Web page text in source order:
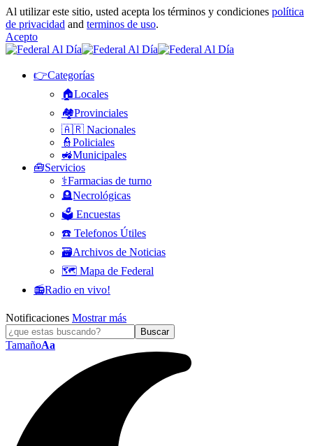
Al utilizar este sitio, usted acepta los términos y condiciones política
de privacidad and terminos de uso.
Acepto
👉Categorías
🏠Locales
🏘️Provinciales
🇦🇷 Nacionales
👮Policiales
🚜Municipales
🧰Servicios
⚕️Farmacias de turno
🪦Necrológicas
🗳️ Encuestas
☎️ Telefonos Útiles
🗃️Archivos de Noticias
🗺️ Mapa de Federal
📻Radio en vivo!
Notificaciones Mostrar más
TamañoAa